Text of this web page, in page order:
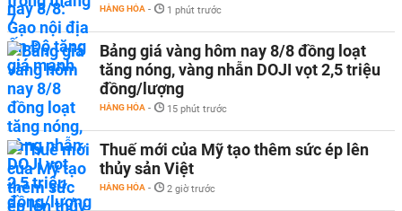
HÀNG HÓA - 1 phút trước
Bảng giá vàng hôm nay 8/8 đồng loạt
tăng nóng, vàng nhẫn DOJI vọt 2,5 triệu
đồng/lượng
HÀNG HÓA - 15 phút trước
Thuế mới của Mỹ tạo thêm sức ép lên
thủy sản Việt
HÀNG HÓA - 2 giờ trước